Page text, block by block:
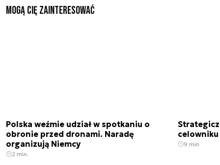
Mogą Cię zainteresować
Polska weźmie udział w spotkaniu o
obronie przed dronami. Naradę
organizują Niemcy
2 min.
9 min.